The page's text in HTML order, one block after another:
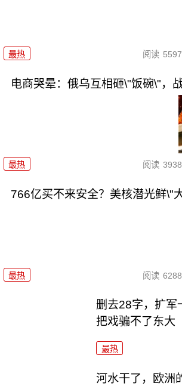
最热 阅读 5597
电商哭晕：俄乌互相砸\"饭碗\"，
最热 阅读 3938
766亿买不来安全？美核潜光鲜\"
最热 阅读 6288
删去28字，扩军
把戏骗不了东大
最热
河水干了，欧洲